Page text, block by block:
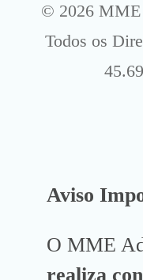
© 2026 MME
Todos os
Aviso
O MME
realiza